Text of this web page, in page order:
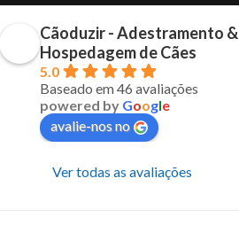
Cãoduzir - Adestramento &
Hospedagem de Cães
5.0
Baseado em 46 avaliações
powered by Google
avalie-nos no
Ver todas as avaliações